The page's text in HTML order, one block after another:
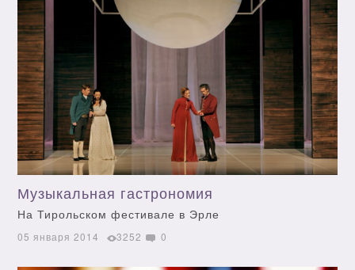
Музыкальная гастрономия
На Тирольском фестивале в Эрле
05 января 2014 3252 0